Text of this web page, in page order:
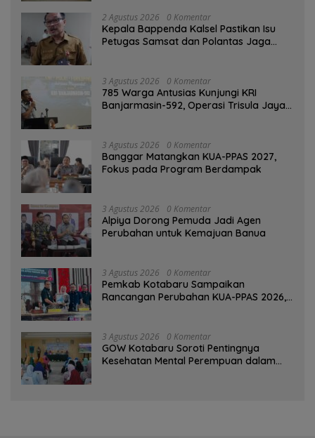
2 Agustus 2026 0 Komentar
Kepala Bappenda Kalsel Pastikan Isu
Petugas Samsat dan Polantas Jaga
3 Agustus 2026 0 Komentar
785 Warga Antusias Kunjungi KRI
Banjarmasin-592, Operasi Trisula Jaya
3 Agustus 2026 0 Komentar
‎Banggar Matangkan KUA-PPAS 2027,
Fokus pada Program Berdampak
3 Agustus 2026 0 Komentar
‎Alpiya Dorong Pemuda Jadi Agen
Perubahan untuk Kemajuan Banua ‎
3 Agustus 2026 0 Komentar
Pemkab Kotabaru Sampaikan
Rancangan Perubahan KUA-PPAS 2026,
3 Agustus 2026 0 Komentar
GOW Kotabaru Soroti Pentingnya
Kesehatan Mental Perempuan dalam